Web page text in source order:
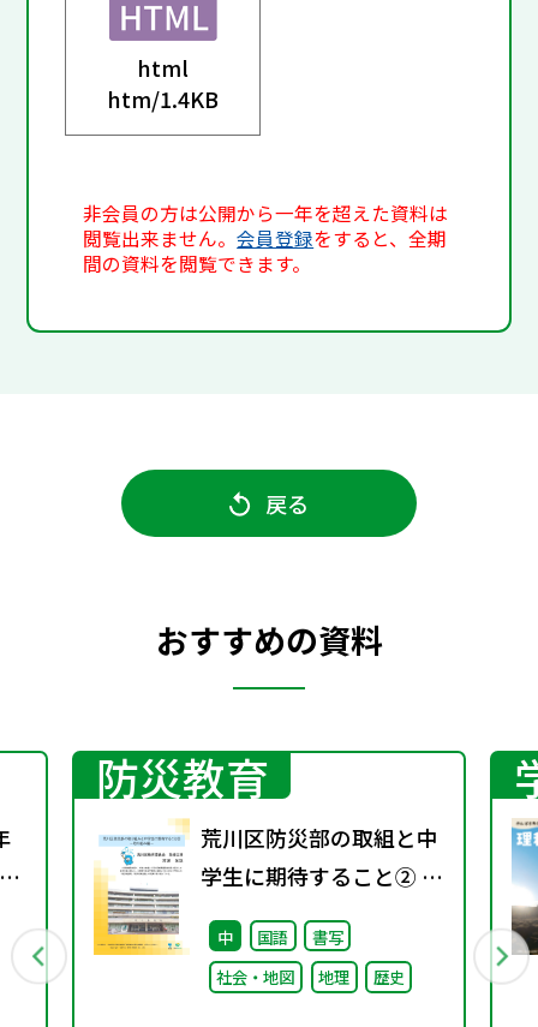
html
htm/1.4KB
非会員の方は公開から一年を超えた資料は
閲覧出来ません。会員登録をすると、全期
間の資料を閲覧できます。
戻る
おすすめの資料
防災教育
荒川区防災部の取組と中
学生に期待すること② ～
取り組み編～
中 国語
書写
社会・地図
地理 歴史